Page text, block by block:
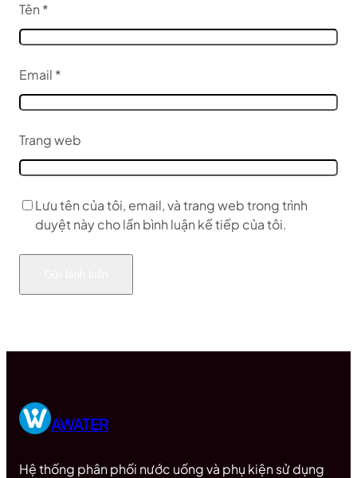
Tên *
Email *
Trang web
Lưu tên của tôi, email, và trang web trong trình
duyệt này cho lần bình luận kế tiếp của tôi.
AWATER
Hệ thống phân phối nước uống và phụ kiện sử dụng